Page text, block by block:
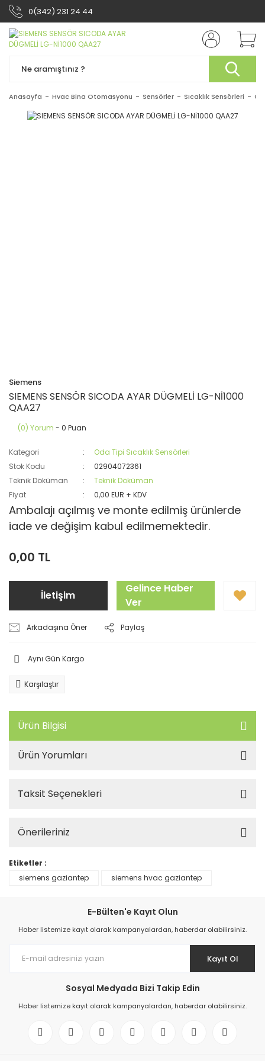
0(342) 231 24 44
Anasayfa Hvac Bina Otomasyonu Sensörler Sıcaklık Sensörleri
Siemens
SIEMENS SENSÖR SICODA AYAR DÜGMELİ LG-Nİ1000
QAA27
(0) Yorum - 0 Puan
Kategori
Oda Tipi Sıcaklık Sensörleri
Stok Kodu
02904072361
Teknik Döküman
Teknik Döküman
Fiyat
0,00 EUR + KDV
Ambalajı açılmış ve monte edilmiş ürünlerde
iade ve değişim kabul edilmemektedir.
0,00 TL
İletişim
Gelince Haber
Ver
Arkadaşına Öner Paylaş
Aynı Gün Kargo
Karşılaştır
Ürün Bilgisi
Ürün Yorumları
Taksit Seçenekleri
Önerileriniz
Etiketler :
siemens gaziantep
siemens hvac gaziantep
E-Bülten'e Kayıt Olun
Haber listemize kayıt olarak kampanyalardan, haberdar olabilirsiniz.
Kayıt Ol
Sosyal Medyada Bizi Takip Edin
Haber listemize kayıt olarak kampanyalardan, haberdar olabilirsiniz.